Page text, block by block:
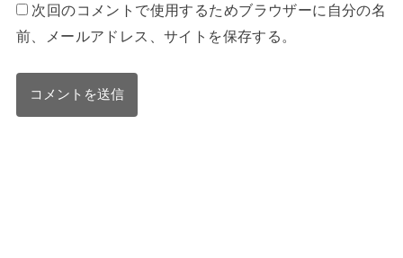
次回のコメントで使用するためブラウザーに自分の名
前、メールアドレス、サイトを保存する。